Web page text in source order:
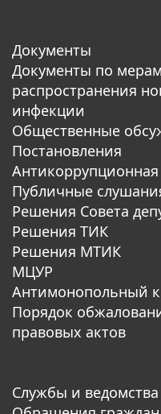
Документы
Документы по
распространения
инфекции
Общественные
Постановления
Антикоррупционная
Публичные
Решения Совета
Решения ТИК
Решения МТИК
МЦУР
Антимонопольный
Порядок
правовых актов
Службы и ведомства